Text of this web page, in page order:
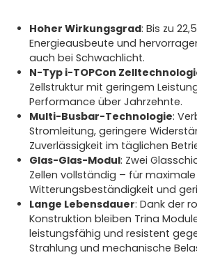
Hoher Wirkungsgrad: Bis zu
Energieausbeute und
auch bei Schwachlicht.
N-Typ i-TOPCon
Zellstruktur mit geringem
Performance über Jahrzehnte.
Multi-Busbar-Technologie:
Stromleitung, geringere
Zuverlässigkeit im täglichen
Glas-Glas-Modul: Zwei
Zellen vollständig – für
Witterungsbeständigkeit und
Lange Lebensdauer: Dank der
Konstruktion bleiben Trina
leistungsfähig und resistent
Strahlung und mechanische